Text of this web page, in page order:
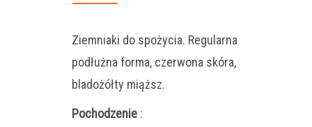
Ziemniaki do spożycia. Regularna
podłużna forma, czerwona skóra,
bladożółty miąższ.
Pochodzenie :